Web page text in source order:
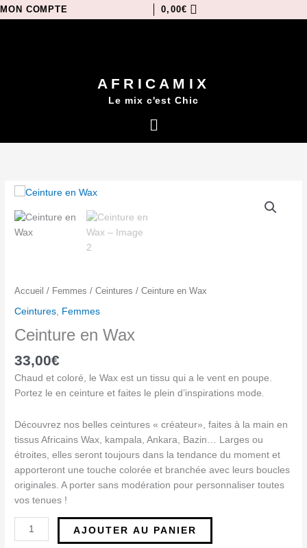
Aller
au
MON COMPTE 0,00€
AFRICAMIX
Le mix c'est Chic
Menu
Accueil / Femmes /Ceintures / Ceinture en Wax
Ceintures, Femmes
Ceinture en Wax
33,00€
Chaud et coloré, le Wax est un tissu qui a le vent en poupe.
Portez le en ceinture et faites le plein d’inspirations mode
Découvrez nos belles ceintures « créateur», faites à la main en
tissus Africains Wax, kampala, Ankara, Bazin… Larges ou
étroites, elles seront toujours dans la tendance du moment et
apporteront une touche colorée et branchée avec leurs boucles
originales. A porter sans modération pour personnaliser toutes
vos tenues !
quantité
Ceinture
en
AJOUTER AU PANIER